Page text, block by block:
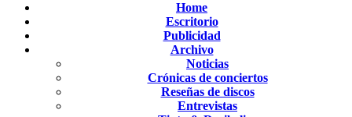
Home
Escritorio
Publicidad
Archivo
Noticias
Crónicas de conciertos
Reseñas de discos
Entrevistas